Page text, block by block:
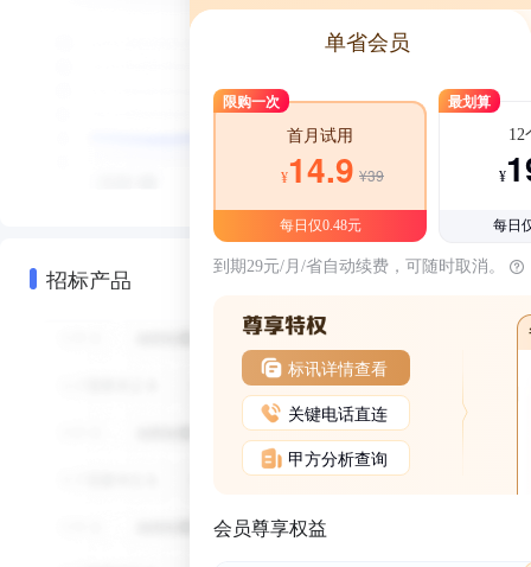
招标产品
单省会员
限购一次
首月试用
¥14.9 ¥39
每日仅0.48元
最划算
12
¥
每日
到期29元/月/省自动续费，可随时取消。
标讯详情查看
关键电话直连
甲方分析查询
会员尊享权益